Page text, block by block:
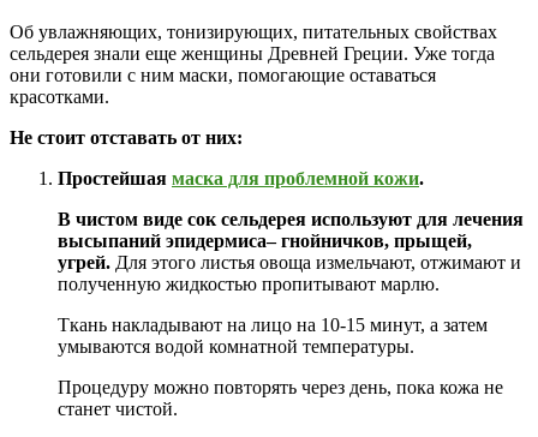
Об увлажняющих, тонизирующих, питательных свойствах
сельдерея знали еще женщины Древней Греции. Уже тогда
они готовили с ним маски, помогающие оставаться
красотками.
Не стоит отставать от них:
Простейшая маска для проблемной кожи.
В чистом виде сок сельдерея используют для лечения
высыпаний эпидермиса– гнойничков, прыщей,
угрей. Для этого листья овоща измельчают, отжимают и
полученную жидкостью пропитывают марлю.
Ткань накладывают на лицо на 10-15 минут, а затем
умываются водой комнатной температуры.
Процедуру можно повторять через день, пока кожа не
станет чистой.